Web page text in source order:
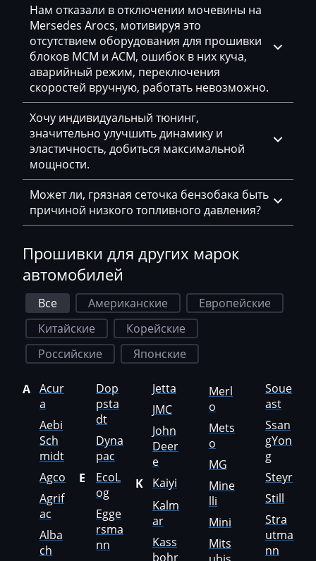
International
Iran Khodro
Isuzu
Iveco
Jac
Jaecoo
Jaguar
JCB
Jeep
Jetour
Jetta
JMC
JohnDeere
Kaiyi
Kalmar
Kassbohrer
Kato
Keestrack
Kenworth
Kia
KingLong
Нам отказали в отключении мочевины на
Mersedes Arocs, мотивируя это
отсутствием оборудования для прошивки
блоков MCM и ACM, ошибок в них куча,
аварийный режим, переключения
скоростей вручную, работать невозможно.
Хочу индивидуальный тюнинг,
значительно улучшить динамику и
эластичность, добиться максимальной
мощности.
Может ли, грязная сеточка бензобака быть
причиной низкого топливного давления?
Прошивки для других марок
автомобилей
Все Американские
Европейские
Китайские
Корейские
Российские
Японские
A Acur
a
Aebi
Sch
midt
Agco
Agrif
ac
Alba
ch
Dop
psta
dt
Dyna
pac
E
EcoL
og
Egge
rsma
nn
Jetta
JMC
John
Deer
e
K
Kaiyi
Kalm
ar
Kass
bohr
Merl
o
Mets
o
MG
Mine
lli
Mini
Mits
Soue
ast
Ssan
gYon
g
Steyr
Still
Stra
utma
nn